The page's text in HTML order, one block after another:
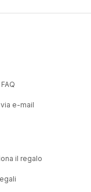
e-mail
il regalo